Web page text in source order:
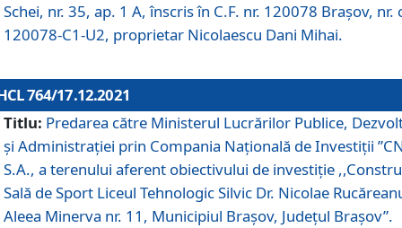
Schei, nr. 35, ap. 1 A, înscris în C.F. nr. 120078 Brașov, nr.
120078-C1-U2, proprietar Nicolaescu Dani Mihai.
764/17.12.2021
Titlu: Predarea către Ministerul Lucrărilor Publice,
și Administrației prin Compania Naţională de Investiţii
S.A., a terenului aferent obiectivului de investiţie
Sală de Sport Liceul Tehnologic Silvic Dr. Nicolae
Aleea Minerva nr. 11, Municipiul Brașov, Județul Brașov”.